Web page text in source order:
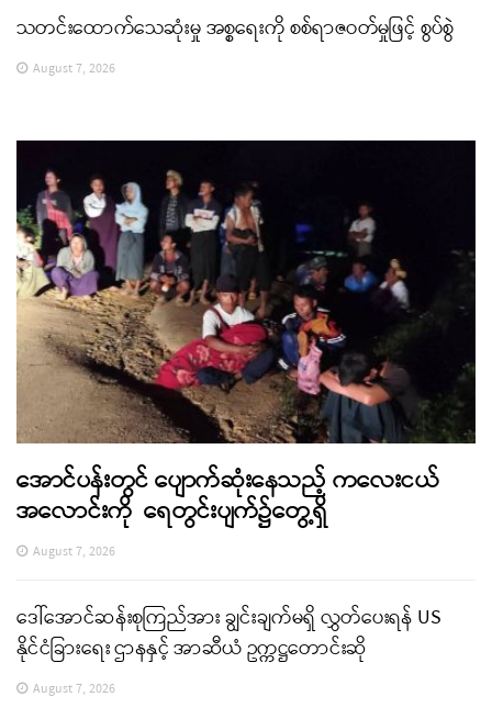
သတင်းထောက်သေဆုံးမှု အစ္စရေးကို စစ်ရာဇဝတ်မှုဖြင့် စွပ်စွဲ
August 7, 2026
အောင်ပန်းတွင် ပျောက်ဆုံးနေသည့် ကလေးငယ်
အလောင်းကို ရေတွင်းပျက်၌တွေ့ရှိ
August 7, 2026
ဒေါ်အောင်ဆန်းစုကြည်အား ချွင်းချက်မရှိ လွှတ်ပေးရန် US
နိုင်ငံခြားရေး ဌာနနှင့် အာဆီယံ ဥက္ကဋ္ဌတောင်းဆို
August 7, 2026